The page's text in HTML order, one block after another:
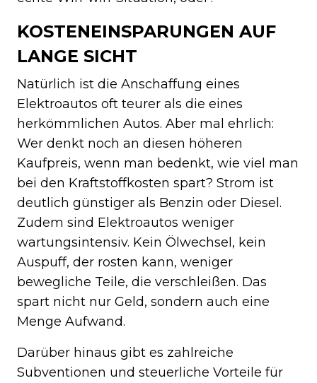
KOSTENEINSPARUNGEN AUF
LANGE SICHT
Natürlich ist die Anschaffung eines
Elektroautos oft teurer als die eines
herkömmlichen Autos. Aber mal ehrlich:
Wer denkt noch an diesen höheren
Kaufpreis, wenn man bedenkt, wie viel man
bei den Kraftstoffkosten spart? Strom ist
deutlich günstiger als Benzin oder Diesel.
Zudem sind Elektroautos weniger
wartungsintensiv. Kein Ölwechsel, kein
Auspuff, der rosten kann, weniger
bewegliche Teile, die verschleißen. Das
spart nicht nur Geld, sondern auch eine
Menge Aufwand.
Darüber hinaus gibt es zahlreiche
Subventionen und steuerliche Vorteile für